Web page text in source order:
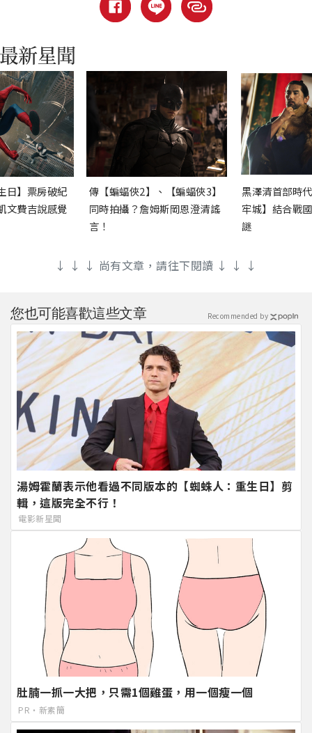
日】票房破紀
文費吉說感覺
傳【蝙蝠俠2】、【蝙蝠俠3】
同時拍攝？詹姆斯岡恩澄清謠
言！
黑澤清首部時
牢城】結合戰
謎
↓ ↓ ↓ 尚有文章，請往下閱讀 ↓ ↓ ↓
您也可能喜歡這些文章
湯姆霍蘭表示他看過不同版本的【蜘蛛人：重生日】剪
輯，這版完全不行！
電影新星聞
肚腩一抓一大把，只需1個雞蛋，用一個瘦一個
PR・新素簡
Recommended by